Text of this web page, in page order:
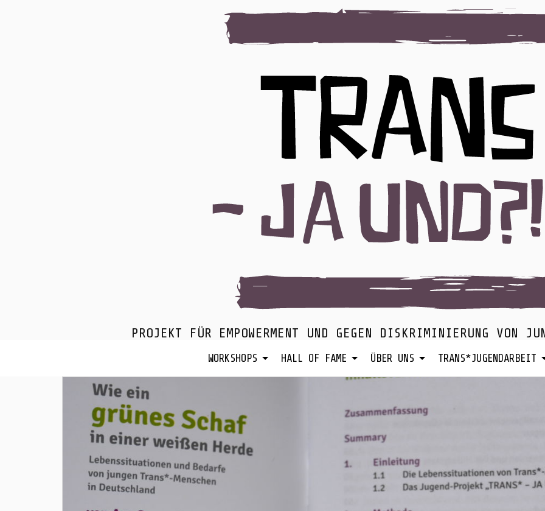
PROJEKT FÜR EMPOWERMENT UND GEGEN DISKRIMINIERUNG VON
WORKSHOPS HALL OF FAME ÜBER UNS TRANS*JUGENDARBEIT